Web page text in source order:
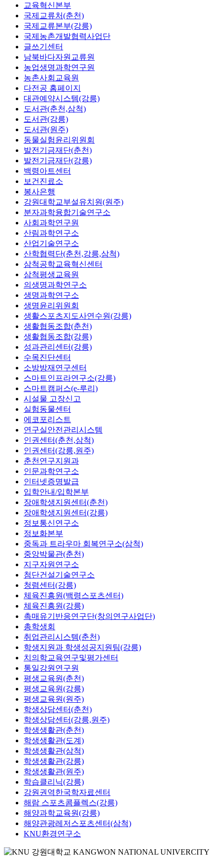
교육혁신본부
국제교류처(춘천)
국제교류본부(강릉)
국제농촌개발협력사업단
글쓰기센터
남북바다자원교류원
농업생명과학연구원
농촌사회교육원
다전공 홈페이지
대관예약시스템(강릉)
도서관(춘천,삼척)
도서관(강릉)
도서관(원주)
동물실험윤리위원회
발전기금재단(춘천)
발전기금재단(강릉)
백령아트센터
보건진료소
봉사은행
강원대학교부설유치원(원주)
분자과학융합기술연구소
사회과학연구원
산림과학연구소
산업기술연구소
산학협력단(춘천,강릉,삼척)
삼척공학교육혁신센터
삼척평생교육원
의생명과학연구소
생명과학연구소
생명윤리위원회
생활스포츠지도사연수원(강릉)
생활협동조합(춘천)
생활협동조합(강릉)
성과관리센터(강릉)
수목진단센터
소방방재연구센터
스마트인프라연구소(강릉)
스마트캠퍼스(e-루리)
시설물 고장신고
실험동물센터
에코포리스트
연구실안전관리시스템
인권센터(춘천,삼척)
인권센터(강릉,원주)
춘천연구지원과
인문과학연구소
인터넷증명발급
입학안내/입학본부
장애학생지원센터(춘천)
장애학생지원센터(강릉)
정보통신연구소
정보화본부
중독과 트라우마 회복연구소(삼척)
중앙박물관(춘천)
지구자원연구소
첨단건설기술연구소
청렴센터(강릉)
체육진흥원(백령스포츠센터)
체육진흥원(강릉)
촉매유기반응연구단(창의연구사업단)
총학생회
취업관리시스템(춘천)
학생지원과 학생성공지원팀(강릉)
치의학교육연구및평가센터
통일강원연구원
평생교육원(춘천)
평생교육원(강릉)
평생교육원(원주)
학생상담센터(춘천)
학생상담센터(강릉,원주)
학생생활관(춘천)
학생생활관(도계)
학생생활관(삼척)
학생생활관(강릉)
학생생활관(원주)
학습클리닉(강릉)
강원권역한국학자료센터
해람 스포츠콤플렉스(강릉)
해양과학교육원(강릉)
해양관광레저스포츠센터(삼척)
KNU환경연구소